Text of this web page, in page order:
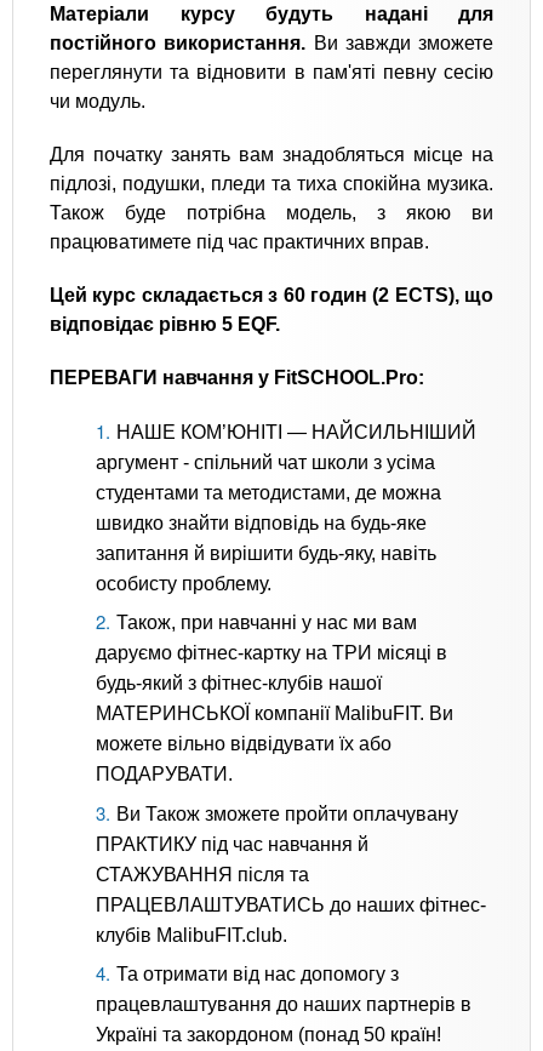
Матеріали курсу будуть надані для
постійного використання. Ви завжди зможете
переглянути та відновити в пам'яті певну сесію
чи модуль.
Для початку занять вам знадобляться місце на
підлозі, подушки, пледи та тиха спокійна музика.
Також буде потрібна модель, з якою ви
працюватимете під час практичних вправ.
Цей курс складається з 60 годин (2 ECTS), що
відповідає рівню 5 EQF.
ПЕРЕВАГИ навчання у FitSCHOOL.Pro:
НАШЕ КОМ’ЮНІТІ — НАЙСИЛЬНІШИЙ
аргумент - спільний чат школи з усіма
студентами та методистами, де можна
швидко знайти відповідь на будь-яке
запитання й вирішити будь-яку, навіть
особисту проблему.
Також, при навчанні у нас ми вам
даруємо фітнес-картку на ТРИ місяці в
будь-який з фітнес-клубів нашої
МАТЕРИНСЬКОЇ компанії MalibuFIT. Ви
можете вільно відвідувати їх або
ПОДАРУВАТИ.
Ви Також зможете пройти оплачувану
ПРАКТИКУ під час навчання й
СТАЖУВАННЯ після та
ПРАЦЕВЛАШТУВАТИСЬ до наших фітнес-
клубів MalibuFIT.club.
Та отримати від нас допомогу з
працевлаштування до наших партнерів в
Україні та закордоном (понад 50 країн!